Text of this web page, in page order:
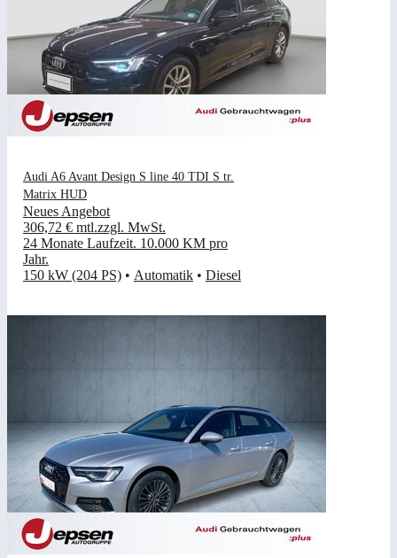
Audi A6 Avant Design S line 40 TDI S tr.
Matrix HUD
Neues Angebot
306,72 € mtl.zzgl. MwSt.
24 Monate Laufzeit. 10.000 KM pro
Jahr.
150 kW (204 PS) • Automatik • Diesel